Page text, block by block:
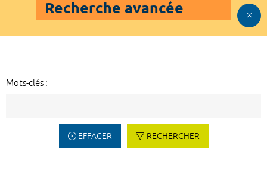
Recherche avancée
Mots-clés :
EFFACER RECHERCHER